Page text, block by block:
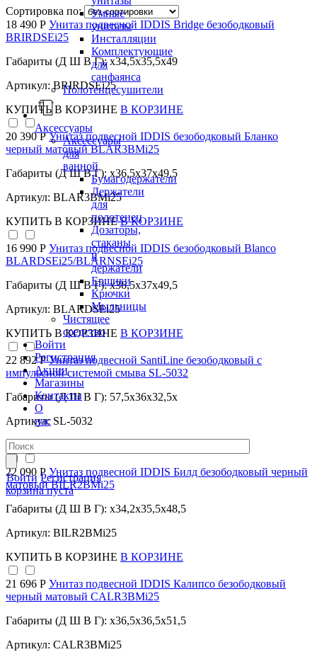
Умные
унитазы
Инсталляции
Комплектующие
для
санфаянса
Полотенцесушители
Аксессуары
Аксессуары
для
ванной
Бумагодержатели
Держатели
для
полотенец
Дозаторы,
стаканы
и
держатели
Ершики
Крючки
Мыльницы
Чистящее
средство
Войти
Регистрация
Акции
Магазины
Контакты
О
нас
Войти Регистрация
корзина пуста
Сортировка по:
18 490 Р Унитаз подвесной IDDIS Bridge безободковый
BRIRDSEi25
Габариты (Д Ш В Г): x34,5x35,5x49
Артикул: BRIRDSEi25
КУПИТЬ В КОРЗИНЕ В КОРЗИНЕ
20 390 РУнитаз подвесной IDDIS безободковый Бланко
черный матовый BLAR3BMi25
Габариты (Д Ш В Г): x36,5x37x49,5
Артикул: BLAR3BMi25
КУПИТЬ В КОРЗИНЕ В КОРЗИНЕ
16 990 Р Унитаз подвесной IDDIS безободковый Blanco
BLARDSEi25/BLARNSEi25
Габариты (Д Ш В Г): x36,5x37x49,5
Артикул: BLARDSEi25
КУПИТЬ В КОРЗИНЕ В КОРЗИНЕ
22 892 РУнитаз подвесной SantiLine безободковый с
импульсной системой смыва SL-5032
Габариты (Д Ш В Г): 57,5x36x32,5x
Артикул: SL-5032
КУПИТЬ
22 090 Р Унитаз подвесной IDDIS Билд безободковый черный
матовый BILR2BMi25
Габариты (Д Ш В Г): x34,2x35,5x48,5
Артикул: BILR2BMi25
КУПИТЬ В КОРЗИНЕ В КОРЗИНЕ
21 696 Р Унитаз подвесной IDDIS Калипсо безободковый
черный матовый CALR3BMi25
Габариты (Д Ш В Г): x36,5x36,5x51,5
Артикул: CALR3BMi25